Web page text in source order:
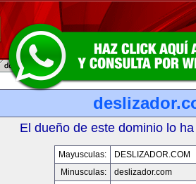
El dueño de este dominio lo
Mayusculas:
DESLIZADOR.COM
Minusculas:
deslizador.com